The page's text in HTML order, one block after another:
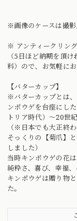
※画像のケースは撮影
※ アンティークリン
（5日ほど納期を頂
料）ので、お気軽に
【バターカップ】
※バターカップとは
ンポウゲを台座にし
トリア時代）〜20世
（※日本でも大正終
そっくりの【菊爪】
しました）
当時キンポウゲの花
純粋さ、喜び、幸福
キンポウゲは贈り物
た。